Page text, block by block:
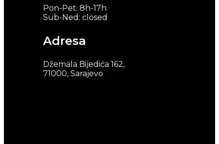
Pon-Pet: 8h-17h
Sub-Ned: closed
Adresa
Džemala Bijedića 162,
71000, Sarajevo